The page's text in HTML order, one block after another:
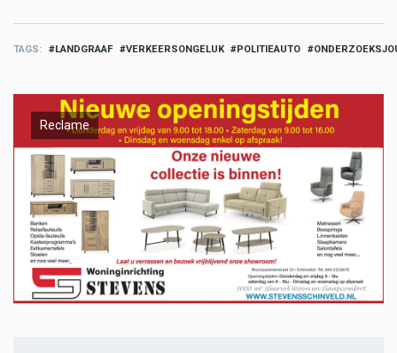
TAGS LANDGRAAF VERKEERSONGELUK POLITIEAUTO
Reclame